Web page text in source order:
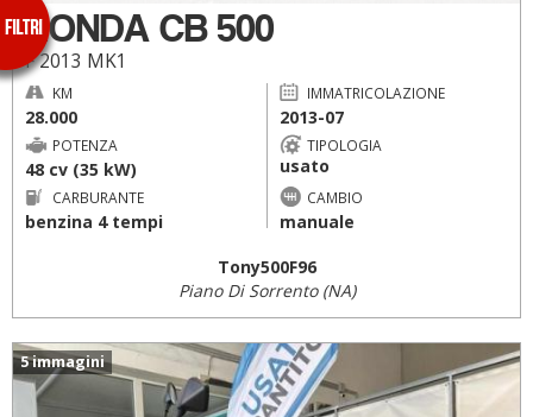
HONDA CB 500
F 2013 MK1
KM
28.000
IMMATRICOLAZIONE
2013-07
POTENZA
48 cv (35 kW)
TIPOLOGIA
usato
CARBURANTE
benzina 4 tempi
CAMBIO
manuale
Tony500F96
Piano Di Sorrento (NA)
5 immagini